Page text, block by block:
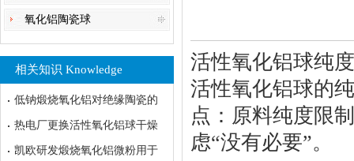
氧化铝陶瓷球
相关知识 Knowledge
低钠煅烧氧化铝对绝缘陶瓷的
热电厂更换活性氧化铝球干燥
凯欧研发煅烧氧化铝微粉用于
活性氧化铝球纯
活性氧化铝球的
点：原料纯度限
虑“没有必要”。